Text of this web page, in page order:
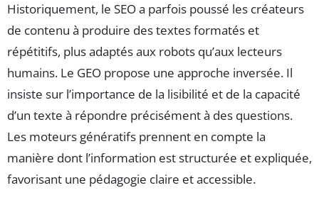
Historiquement, le SEO a parfois poussé les créateurs
de contenu à produire des textes formatés et
répétitifs, plus adaptés aux robots qu’aux lecteurs
humains. Le GEO propose une approche inversée. Il
insiste sur l’importance de la lisibilité et de la capacité
d’un texte à répondre précisément à des questions.
Les moteurs génératifs prennent en compte la
manière dont l’information est structurée et expliquée,
favorisant une pédagogie claire et accessible.